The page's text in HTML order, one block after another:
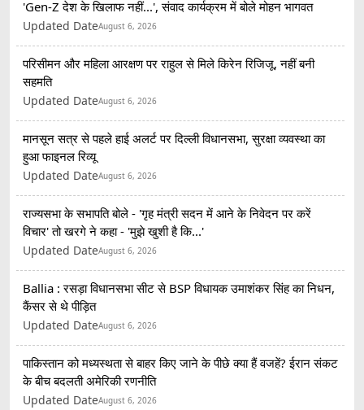
'Gen-Z देश के खिलाफ नहीं...', संवाद कार्यक्रम में बोले मोहन भागवत
Updated DateAugust 6, 2026
परिसीमन और महिला आरक्षण पर राहुल से मिले किरेन रिजिजू, नहीं बनी
सहमति
Updated DateAugust 6, 2026
मानसून सत्र से पहले हाई अलर्ट पर दिल्ली विधानसभा, सुरक्षा व्यवस्था का
हुआ फाइनल रिव्यू
Updated DateAugust 6, 2026
राज्यसभा के सभापति बोले - 'गृह मंत्री सदन में आने के निवेदन पर करें
विचार' तो खरगे ने कहा - 'मुझे खुशी है कि...'
Updated DateAugust 6, 2026
Ballia : रसड़ा विधानसभा सीट से BSP विधायक उमाशंकर सिंह का निधन,
कैंसर से थे पीड़ित
Updated DateAugust 6, 2026
पाकिस्तान को मध्यस्थता से बाहर किए जाने के पीछे क्या हैं वजहें? ईरान संकट
के बीच बदलती अमेरिकी रणनीति
Updated DateAugust 6, 2026